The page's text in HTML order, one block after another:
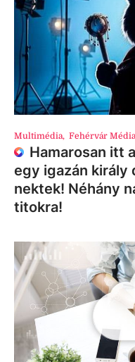
Multimédia, Fehérvár
Hamarosan itt
egy igazán király
nektek! Néhány
titokra!